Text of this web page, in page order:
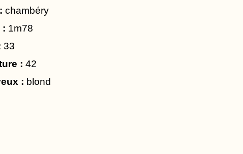
chambéry
: 1m78
33
: 42
: blond